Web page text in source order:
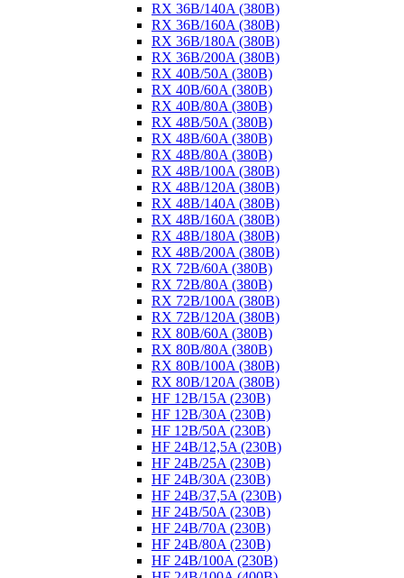
RX 36B/140A (380B)
RX 36B/160A (380B)
RX 36B/180A (380B)
RX 36B/200A (380B)
RX 40B/50A (380B)
RX 40B/60A (380B)
RX 40B/80A (380B)
RX 48B/50A (380B)
RX 48B/60A (380B)
RX 48B/80A (380B)
RX 48B/100A (380B)
RX 48B/120A (380B)
RX 48B/140A (380B)
RX 48B/160A (380B)
RX 48B/180A (380B)
RX 48B/200A (380B)
RX 72B/60A (380B)
RX 72B/80A (380B)
RX 72B/100A (380B)
RX 72B/120A (380B)
RX 80B/60A (380B)
RX 80B/80A (380B)
RX 80B/100A (380B)
RX 80B/120A (380B)
HF 12B/15A (230B)
HF 12B/30A (230B)
HF 12B/50A (230B)
HF 24B/12,5A (230B)
HF 24B/25A (230B)
HF 24B/30A (230B)
HF 24B/37,5A (230B)
HF 24B/50A (230B)
HF 24B/70A (230B)
HF 24B/80A (230B)
HF 24B/100A (230B)